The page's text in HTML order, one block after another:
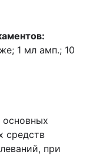
1 мл амп.; 10
средств
при